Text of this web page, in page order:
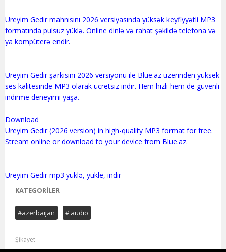
Ureyim Gedir mahnısını 2026 versiyasında yüksək keyfiyyətli MP3
formatında pulsuz yüklə. Online dinlə və rahat şəkildə telefona və
ya kompüterə endir.
Ureyim Gedir şarkısını 2026 versiyonu ile Blue.az üzerinden yüksek
ses kalitesinde MP3 olarak ücretsiz indir. Hem hızlı hem de güvenli
indirme deneyimi yaşa.
Download
Ureyim Gedir (2026 version) in high-quality MP3 format for free.
Stream online or download to your device from Blue.az.
KATEGORILER
#azerbaijan # audio
Şikayet